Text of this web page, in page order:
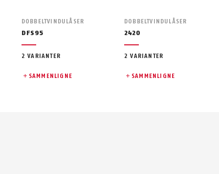
DOBBELTVINDULÅSER
DFS95
2 VARIANTER
SAMMENLIGNE
DOBBELTVINDULÅSER
2420
2 VARIANTER
SAMMENLIGNE